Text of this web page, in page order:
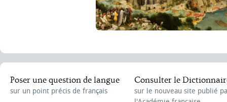
Poser une question de langue
sur un point précis de français
Consulter le
sur le nouveau site publié